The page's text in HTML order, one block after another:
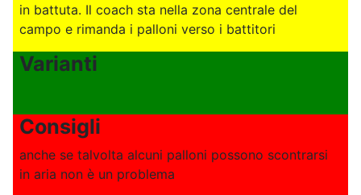
in battuta. Il coach sta nella zona centrale del
campo e rimanda i palloni verso i battitori
Varianti
Consigli
anche se talvolta alcuni palloni possono scontrarsi
in aria non è un problema